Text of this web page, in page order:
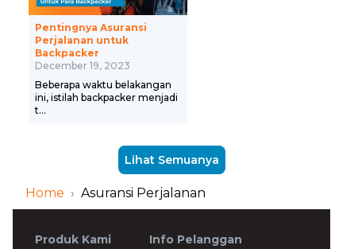
Pentingnya Asuransi
Perjalanan untuk
Backpacker
December 19, 2023
Beberapa waktu belakangan
ini, istilah backpacker menjadi
t...
Lihat Semuanya
Home › Asuransi Perjalanan
Produk Kami
Info Pelanggan